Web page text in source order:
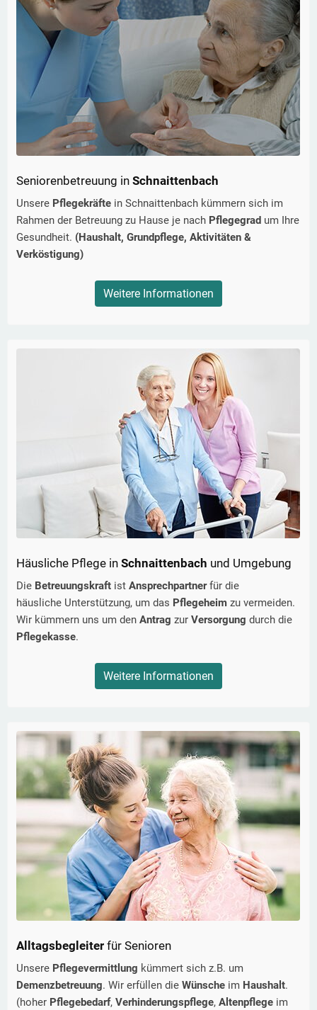
Seniorenbetreuung in Schnaittenbach
Unsere Pflegekräfte in Schnaittenbach kümmern sich im
Rahmen der Betreuung zu Hause je nach Pflegegrad um Ihre
Gesundheit. (Haushalt, Grundpflege, Aktivitäten &
Verköstigung)
Weitere Informationen
Häusliche Pflege in Schnaittenbach und Umgebung
Die Betreuungskraft ist Ansprechpartnerfür die
häusliche Unterstützung, um das Pflegeheim zu vermeiden.
Wir kümmern uns um den Antrag zur Versorgung durch die
Pflegekasse.
Weitere Informationen
Alltagsbegleiter für Senioren
Unsere Pflegevermittlung kümmert sich z.B. um
Demenzbetreuung. Wir erfüllen die Wünsche im Haushalt.
(hoher Pflegebedarf, Verhinderungspflege, Altenpflege im